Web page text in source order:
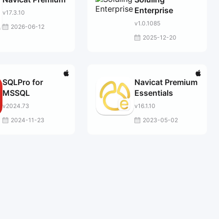
v17.3.10
2026-06-12
Enterprise
v1.0.1085
2025-12-20
SQLPro for
MSSQL
v2024.73
2024-11-23
Navicat Premium
Essentials
v16.1.10
2023-05-02